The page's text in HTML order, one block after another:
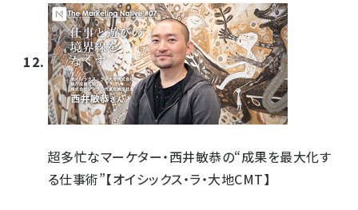
超多忙なマーケター・西井敏恭の“成果を最大化す
る仕事術”【オイシックス・ラ・大地CMT】